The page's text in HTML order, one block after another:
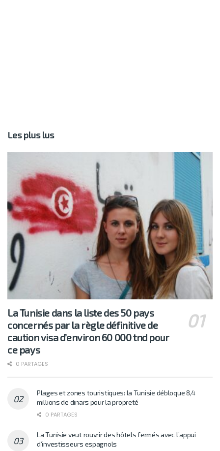
Les plus lus
La Tunisie dans la liste des 50 pays
concernés par la règle définitive de
caution visa d’environ 60 000 tnd pour
ce pays
0 PARTAGES
Plages et zones touristiques: la Tunisie débloque 8,4
millions de dinars pour la propreté
0 PARTAGES
La Tunisie veut rouvrir des hôtels fermés avec l’appui
d’investisseurs espagnols